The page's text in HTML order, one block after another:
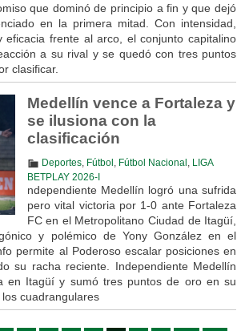
que dominó de principio a fin y que dejó
en la primera mitad. Con intensidad,
eficacia frente al arco, el conjunto capitalino
a su rival y se quedó con tres puntos
clasificar.
Medellín vence a Fortaleza y
se ilusiona con la
clasificación
Deportes, Fútbol Fútbol Nacional
LIGA
BETPLAY 2026-I
ndependiente Medellín logró una sufrida
pero vital victoria por 1-0 ante Fortaleza
FC en el Metropolitano Ciudad de Itagüí,
y polémico de Yony González en el
permite al Poderoso escalar posiciones en
su racha reciente. Independiente Medellín
en Itagüí y sumó tres puntos de oro en su
cuadrangulares